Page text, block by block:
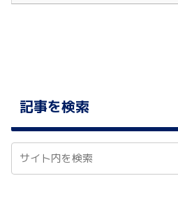
記事を検索